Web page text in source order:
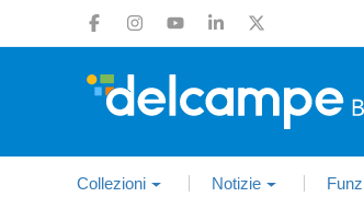
Collezioni Notizie